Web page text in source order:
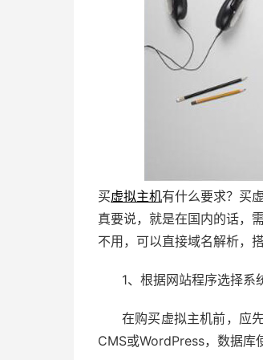
买虚拟主机有什么要求？买
真要说，就是在国内的话，
不用，可以直接域名解析，
1、根据网站程序选择系
在购买虚拟主机前，应
CMS或WordPress，数据库